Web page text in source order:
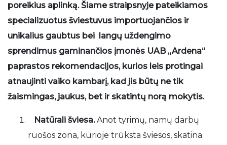
poreikius aplinką. Šiame straipsnyje pateikiamos
specializuotus šviestuvus importuojančios ir
unikalius gaubtus bei langų uždengimo
sprendimus gaminančios įmonės UAB „Ardena“
paprastos rekomendacijos, kurios leis protingai
atnaujinti vaiko kambarį, kad jis būtų ne tik
žaismingas, jaukus, bet ir skatintų norą mokytis.
Natūrali šviesa.Anot tyrimų, namų darbų
ruošos zona, kurioje trūksta šviesos, skatina